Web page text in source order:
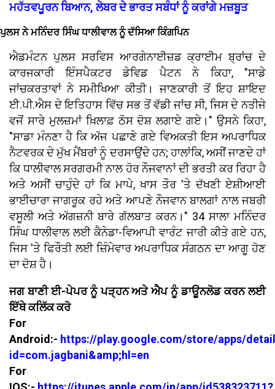
ਮਹੱਤਵਪੂਰਨ ਬਿਆਨ, ਲੇਬਰ ਦੇ ਭਾਰਤ ਸਬੰਧਾਂ ਨੂੰ ਕਰਾਂਗੇ ਮਜ਼ਬੂਤ
ਪੁਲਸ ਨੇ ਮਨਿੰਦਰ ਸਿੰਘ ਧਾਲੀਵਾਲ ਨੂੰ ਦੱਸਿਆ ਕਿੰਗਪਿਨ
ਐਡਮੰਟਨ ਪੁਲਸ ਸਰਵਿਸ ਆਰਗੇਨਾਈਜ਼ਡ ਕ੍ਰਾਈਮ ਬ੍ਰਾਂਚ ਦੇ
ਕਾਰਜਕਾਰੀ ਇੰਸਪੈਕਟਰ ਡੇਵਿਡ ਪੈਟਨ ਨੇ ਕਿਹਾ, "ਸਾਡੇ
ਜਾਂਚਕਰਤਾਵਾਂ ਨੇ ਸਮੀਖਿਆ ਕੀਤੀ। ਜਾਣਕਾਰੀ ਤੋਂ ਇਹ ਸ਼ਾਇਦ
ਈ.ਪੀ.ਐਸ ਦੇ ਇਤਿਹਾਸ ਵਿੱਚ ਸਭ ਤੋਂ ਵੱਡੀ ਜਾਂਚ ਸੀ, ਜਿਸ ਦੇ ਨਤੀਜੇ
ਵਜੋਂ ਸਾਰੇ ਮੁਲਜ਼ਮਾਂ ਖ਼ਿਲਾਫ਼ ਠੋਸ ਦੋਸ਼ ਲਗਾਏ ਗਏ।" ਉਸਨੇ ਕਿਹਾ,
"ਸਾਡਾ ਮੰਨਣਾ ਹੈ ਕਿ ਅੱਜ ਪਛਾਣੇ ਗਏ ਵਿਅਕਤੀ ਇਸ ਅਪਰਾਧਿਕ
ਨੈਟਵਰਕ ਦੇ ਮੁੱਖ ਮੈਂਬਰਾਂ ਨੂੰ ਦਰਸਾਉਂਦੇ ਹਨ; ਹਾਲਾਂਕਿ, ਅਸੀਂ ਜਾਣਦੇ ਹਾਂ
ਕਿ ਧਾਲੀਵਾਲ ਸਰਗਰਮੀ ਨਾਲ ਹੋਰ ਨੌਜਵਾਨਾਂ ਦੀ ਭਰਤੀ ਕਰ ਰਿਹਾ ਹੈ
ਅਤੇ ਅਸੀਂ ਚਾਹੁੰਦੇ ਹਾਂ ਕਿ ਮਾਪੇ, ਖਾਸ ਤੌਰ 'ਤੇ ਦੱਖਣੀ ਏਸ਼ੀਆਈ
ਭਾਈਚਾਰਾ ਜਾਗਰੂਕ ਰਹੇ ਅਤੇ ਆਪਣੇ ਨੌਜਵਾਨ ਬਾਲਗਾਂ ਨਾਲ ਜਬਰੀ
ਵਸੂਲੀ ਅਤੇ ਅੱਗਜ਼ਨੀ ਬਾਰੇ ਗੱਲਬਾਤ ਕਰਨ।" 34 ਸਾਲਾ ਮਨਿੰਦਰ
ਸਿੰਘ ਧਾਲੀਵਾਲ ਲਈ ਕੈਨੇਡਾ-ਵਿਆਪੀ ਵਾਰੰਟ ਜਾਰੀ ਕੀਤੇ ਗਏ ਹਨ,
ਜਿਸ 'ਤੇ ਫਿਰੌਤੀ ਲਈ ਜ਼ਿੰਮੇਵਾਰ ਅਪਰਾਧਿਕ ਸੰਗਠਨ ਦਾ ਆਗੂ ਹੋਣ
ਦਾ ਦੋਸ਼ ਹੈ।
ਜਗ ਬਾਣੀ ਈ-ਪੇਪਰ ਨੂੰ ਪੜ੍ਹਨ ਅਤੇ ਐਪ ਨੂੰ ਡਾਊਨਲੋਡ ਕਰਨ ਲਈ
ਇੱਥੇ ਕਲਿੱਕ ਕਰੋ
For
Android:- https://play.google.com/store/apps/
id=com.jagbani&amp;hl=en
For